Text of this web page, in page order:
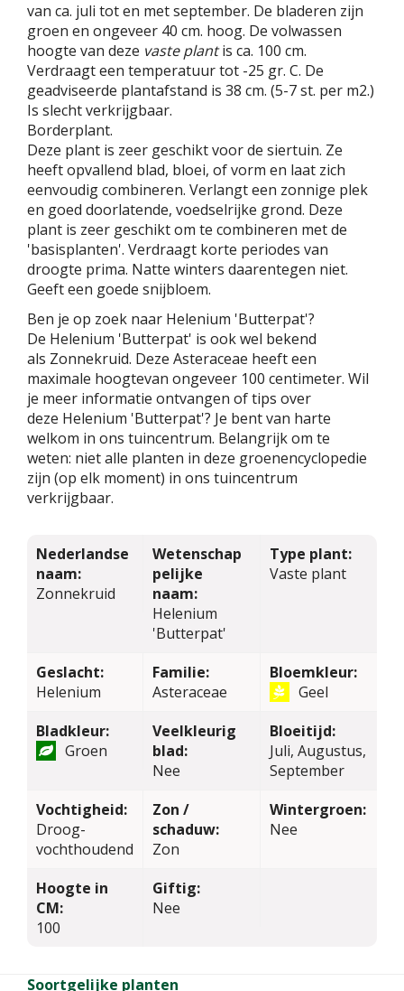
van ca. juli tot en met september. De bladeren zijn
groen en ongeveer 40 cm. hoog. De volwassen
hoogte van deze vaste plantis ca. 100 cm.
Verdraagt een temperatuur tot -25 gr. C. De
geadviseerde plantafstand is 38 cm. (5-7 st. per m2.)
Is slecht verkrijgbaar.
Borderplant.
Deze plant is zeer geschikt voor de siertuin. Ze
heeft opvallend blad, bloei, of vorm en laat zich
eenvoudig combineren. Verlangt een zonnige plek
en goed doorlatende, voedselrijke grond. Deze
plant is zeer geschikt om te combineren met de
'basisplanten'. Verdraagt korte periodes van
droogte prima. Natte winters daarentegen niet.
Geeft een goede snijbloem.
Ben je op zoek naar Helenium 'Butterpat'?
De Helenium 'Butterpat' is ook wel bekend
als Zonnekruid. Deze Asteraceae heeft een
maximale hoogtevan ongeveer 100 centimeter. Wil
je meer informatie ontvangen of tips over
deze Helenium 'Butterpat'? Je bent van harte
welkom in ons tuincentrum. Belangrijk om te
weten: niet alle planten in deze groenencyclopedie
zijn (op elk moment) in ons tuincentrum
verkrijgbaar.
Nederlandse
naam:
Zonnekruid
Wetenschap
pelijke
naam:
Helenium
'Butterpat'
Type plant:
Vaste plant
Geslacht:
Helenium
Familie:
Asteraceae
Bloemkleur:
Geel
Bladkleur:
Groen
Veelkleurig
blad:
Nee
Bloeitijd:
Juli, Augustus,
September
Vochtigheid:
Droog-
vochthoudend
Zon /
schaduw:
Zon
Wintergroen:
Nee
Hoogte in
CM:
100
Giftig:
Nee
Soortgelijke planten